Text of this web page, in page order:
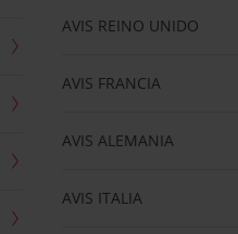
AVIS REINO UNIDO
AVIS FRANCIA
AVIS ALEMANIA
AVIS ITALIA